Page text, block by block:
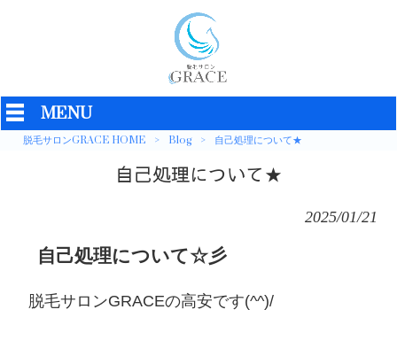
MENU
脱毛サロンGRACE HOME > Blog > 自己処理について★
自己処理について★
2025/01/21
自己処理について☆彡
脱毛サロンGRACEの高安です(^^)/